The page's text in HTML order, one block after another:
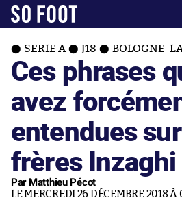
SERIE A J18 BOLOGNE-
Ces phrases
avez
entendues
frères Inzaghi
Par Matthieu Pécot
LE MERCREDI 26 DÉCEMBRE 2018 À